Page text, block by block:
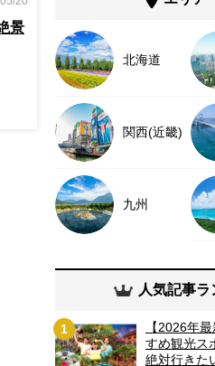
景
北海道
関西(近畿)
九州
人気記事
1
【2026年
すめ観光ス
絶対行きた